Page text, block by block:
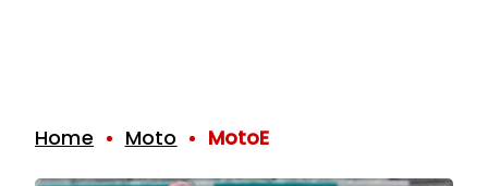
Home Moto MotoE